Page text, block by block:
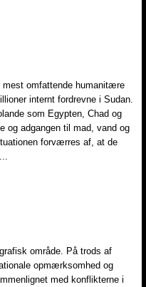
omfattende humanitære
internt fordrevne i Sudan.
som Egypten, Chad og
og adgangen til mad, vand og
forværres af, at de
område. På trods af
opmærksomhed og
med konflikterne i